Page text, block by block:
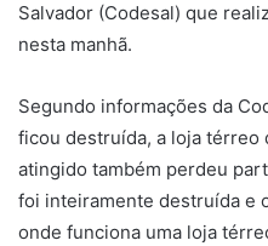
Salvador (Codesal) que
nesta manhã.
Segundo informações da
ficou destruída, a loja térreo
atingido também perdeu
foi inteiramente destruída e
onde funciona uma loja